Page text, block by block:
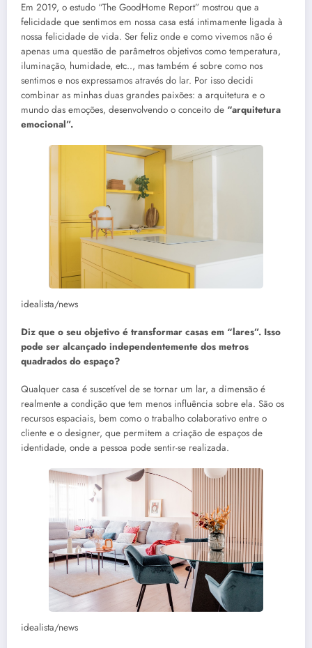
Em 2019, o estudo “The GoodHome Report” mostrou que a
felicidade que sentimos em nossa casa está intimamente ligada à
nossa felicidade de vida. Ser feliz onde e como vivemos não é
apenas uma questão de parâmetros objetivos como temperatura,
iluminação, humidade, etc.., mas também é sobre como nos
sentimos e nos expressamos através do lar. Por isso decidi
combinar as minhas duas grandes paixões: a arquitetura e o
mundo das emoções, desenvolvendo o conceito de “arquitetura
emocional”.
idealista/news
Diz que o seu objetivo é transformar casas em “lares”. Isso
pode ser alcançado independentemente dos metros
quadrados do espaço?
Qualquer casa é suscetível de se tornar um lar, a dimensão é
realmente a condição que tem menos influência sobre ela. São os
recursos espaciais, bem como o trabalho colaborativo entre o
cliente e o designer, que permitem a criação de espaços de
identidade, onde a pessoa pode sentir-se realizada.
idealista/news